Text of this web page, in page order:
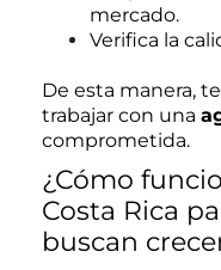
mercado.
Verifica la
De esta manera,
trabajar con una
comprometida.
¿Cómo
Costa Rica
buscan